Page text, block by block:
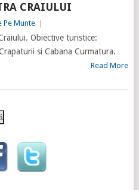
CRAIULUI
Pe Munte
Obiective turistice:
si Cabana Curmatura.
Read More